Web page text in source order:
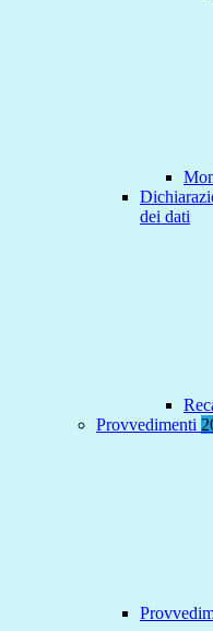
dei dati
Provvedimenti